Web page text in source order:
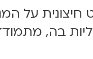
על
בה,